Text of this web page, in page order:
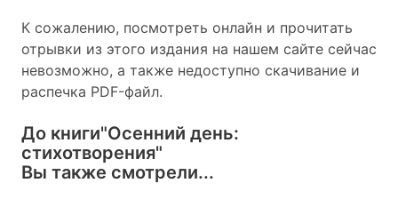
К сожалению, посмотреть онлайн и прочитать
отрывки из этого издания на нашем сайте сейчас
невозможно, а также недоступно скачивание и
распечка PDF-файл.
До книги"Осенний день:
стихотворения"
Вы также смотрели...